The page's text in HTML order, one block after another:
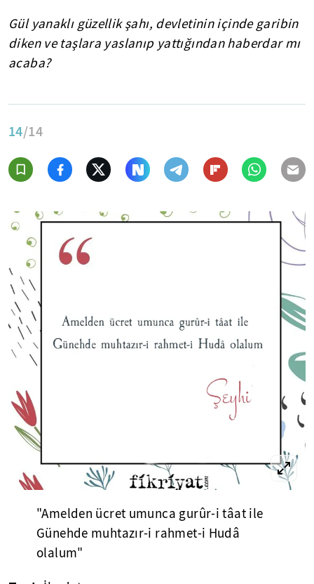
Gül yanaklı güzellik şahı, devletinin içinde garibin
diken ve taşlara yaslanıp yattığından haberdar mı
acaba?
14/14
"Amelden ücret umunca gurûr-i tâat ile
Günehde muhtazır-i rahmet-i Hudâ
olalum"